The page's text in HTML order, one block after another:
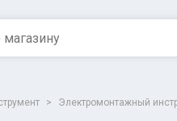
> Электромонтажный